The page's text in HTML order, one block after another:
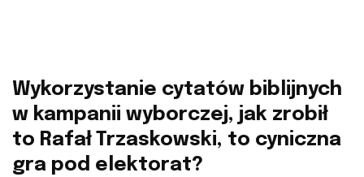
Wykorzystanie cytatów biblijnych
w kampanii wyborczej, jak zrobił
to Rafał Trzaskowski, to cyniczna
gra pod elektorat?